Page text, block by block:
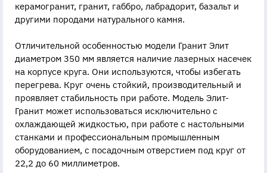
керамогранит, гранит, габбро, лабрадорит, базальт и
другими породами натурального камня.
Отличительной особенностью модели Гранит Элит
диаметром 350 мм является наличие лазерных насечек
на корпусе круга. Они используются, чтобы избегать
перегрева. Круг очень стойкий, производительный и
проявляет стабильность при работе. Модель Элит-
Гранит может использоваться исключительно с
охлаждающей жидкостью, при работе с настольными
станками и профессиональным промышленным
оборудованием, с посадочным отверстием под круг от
22,2 до 60 миллиметров.